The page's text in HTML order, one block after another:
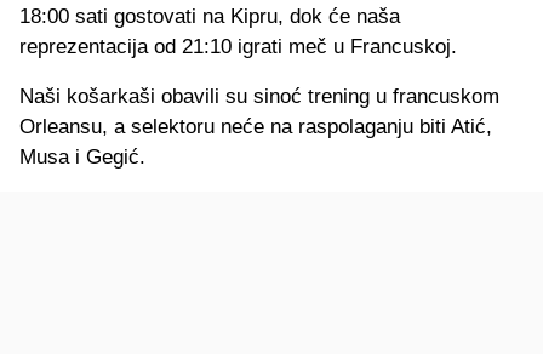
18:00 sati gostovati na Kipru, dok će naša
reprezentacija od 21:10 igrati meč u Francuskoj.
Naši košarkaši obavili su sinoć trening u francuskom
Orleansu, a selektoru neće na raspolaganju biti Atić,
Musa i Gegić.